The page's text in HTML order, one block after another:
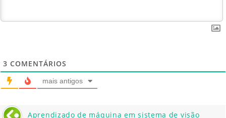
3 COMENTÁRIOS
mais antigos
Aprendizado de máquina em sistema de visão